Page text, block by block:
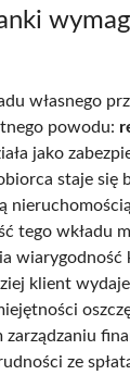
własnego
powodu:
jako
staje się
tego wkładu
wiarygodność
klient
ze